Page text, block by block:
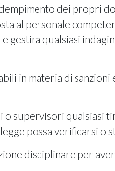
dei propri
al personale
gestirà qualsiasi
in materia di sanzioni
supervisori qualsiasi
possa verificarsi o
disciplinare per